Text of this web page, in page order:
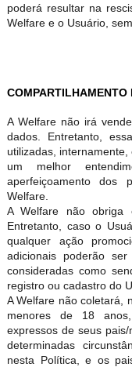
poderá resultar na
Welfare e o Usuário,
COMPARTILHAMENTO
A Welfare não irá
dados. Entretanto,
utilizadas,
um melhor
aperfeiçoamento dos
Welfare.
A Welfare não obriga
Entretanto, caso o
qualquer ação
adicionais poderão
consideradas como
registro ou cadastro do
A Welfare não coletará,
menores de 18
expressos de seus
determinadas
nesta Política, e os